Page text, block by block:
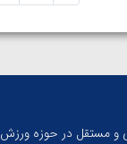
و مستقل در حوزه ورزش